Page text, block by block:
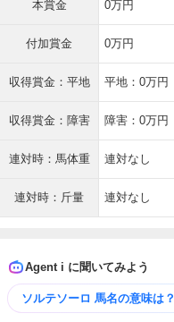
本賞金 0万円
付加賞金 0万円
収得賞金：平地 平地：0万円
収得賞金：障害 障害：0万円
連対時：馬体重 連対なし
連対時：斤量 連対なし
Agent i に聞いてみよう
ソルテソーロ 馬名の意味は？